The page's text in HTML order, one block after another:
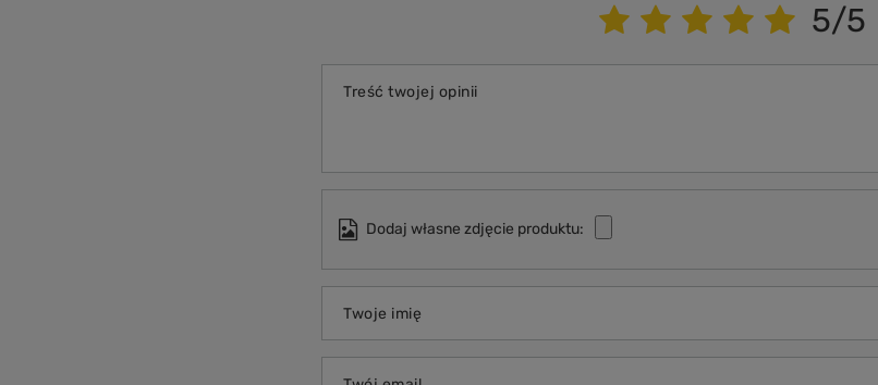
5/5
Treść twojej opinii
Dodaj własne zdjęcie produktu:
Twoje imię